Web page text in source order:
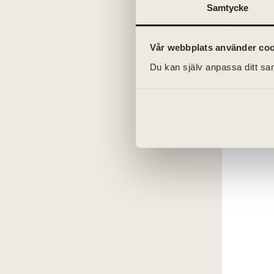
Samtycke
Vår webbplats använder
Du kan själv anpassa ditt
Vid